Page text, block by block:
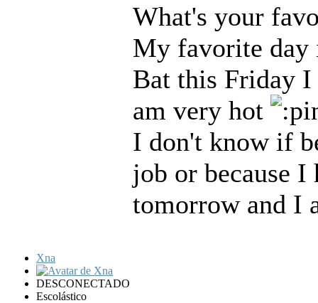
Xna
DESCONECTADO
Escolástico
What's your
My favorite day
Bat this Friday
am very hot
I don't know if
job or because
tomorrow and I